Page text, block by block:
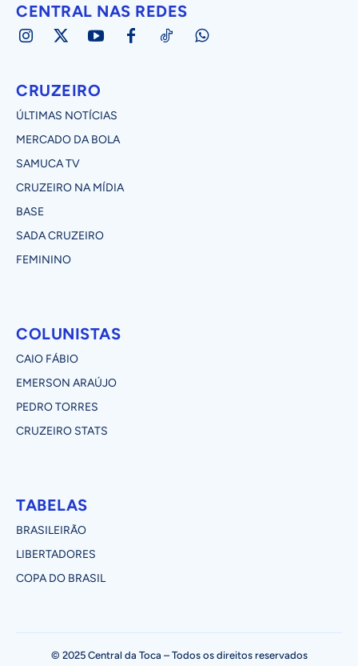
CENTRAL NAS REDES
CRUZEIRO
ÚLTIMAS NOTÍCIAS
MERCADO DA BOLA
SAMUCA TV
CRUZEIRO NA MÍDIA
BASE
SADA CRUZEIRO
FEMININO
COLUNISTAS
CAIO FÁBIO
EMERSON ARAÚJO
PEDRO TORRES
CRUZEIRO STATS
TABELAS
BRASILEIRÃO
LIBERTADORES
COPA DO BRASIL
© 2025 Central da Toca – Todos os direitos reservados